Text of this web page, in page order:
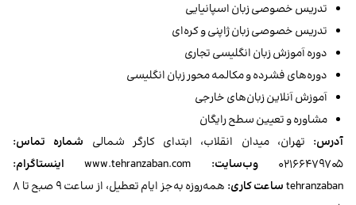
تدریس خصوصی زبان اسپانیایی
تدریس خصوصی زبان ژاپنی و کره‌ای
دوره آموزش زبان انگلیسی تجاری
دوره‌های فشرده و مکالمه محور زبان انگلیسی
آموزش آنلاین زبان‌های خارجی
مشاوره و تعیین سطح رایگان
آدرس: تهران، میدان انقلاب، ابتدای کارگر شمالی شماره تماس:
۰۲۱۶۶۴۷۹۷۰۵
وب‌سایت:
اینستاگرام:
tehranzabanساعت کاری:
همه‌روزه به‌جز ایام تعطیل، از ساعت ۹ صبح تا ۸